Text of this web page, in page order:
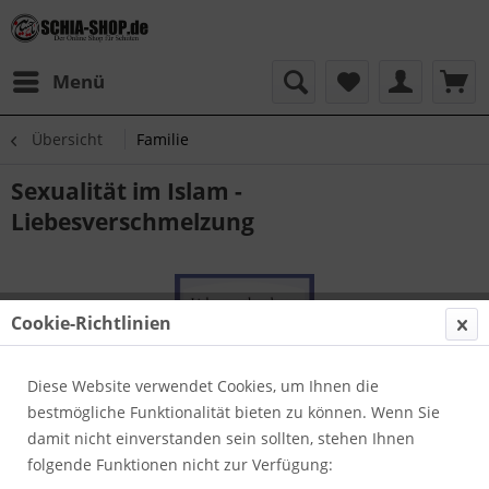
Menü
Übersicht Familie
Sexualität im Islam -
Liebesverschmelzung
Cookie-Richtlinien
Diese Website verwendet Cookies, um Ihnen die
bestmögliche Funktionalität bieten zu können. Wenn Sie
damit nicht einverstanden sein sollten, stehen Ihnen
folgende Funktionen nicht zur Verfügung: